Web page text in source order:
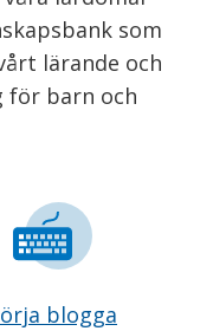
som
lärande och
för barn och
blogga